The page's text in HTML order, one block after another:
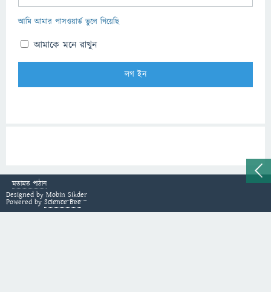
আমি আমার পাসওয়ার্ড ভুলে গিয়েছি
আমাকে মনে রাখুন
মতামত পাঠান
Designed by Mobin Sikder
Powered by Science Bee